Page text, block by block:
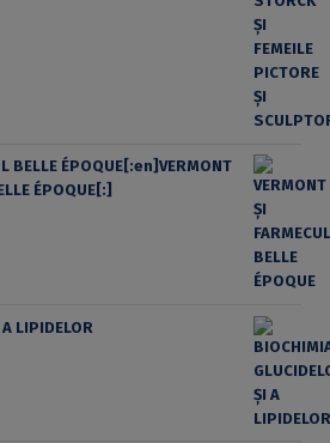
BELLE ÉPOQUE[:en]VERMONT
ÉPOQUE[:]
LIPIDELOR